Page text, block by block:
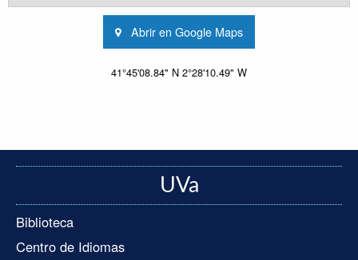
Abrir en Google Maps
41°45'08.84" N 2°28'10.49" W
UVa
Biblioteca
Centro de Idiomas